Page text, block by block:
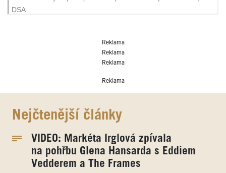
Reklama
Reklama
Reklama
Reklama
Nejčtenější články
VIDEO: Markéta Irglová zpívala
na pohřbu Glena Hansarda s Eddiem
Vedderem a The Frames